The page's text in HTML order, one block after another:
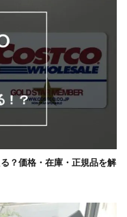
？価格・在庫・正規品を解